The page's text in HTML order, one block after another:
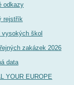
odkazy
rejstřík
vysokých škol
zakázek 2026
data
YOUR EUROPE